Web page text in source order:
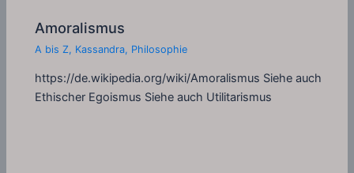
Amoralismus
A bis Z, Kassandra, Philosophie
https://de.wikipedia.org/wiki/Amoralismus Siehe auch
Ethischer Egoismus Siehe auch Utilitarismus